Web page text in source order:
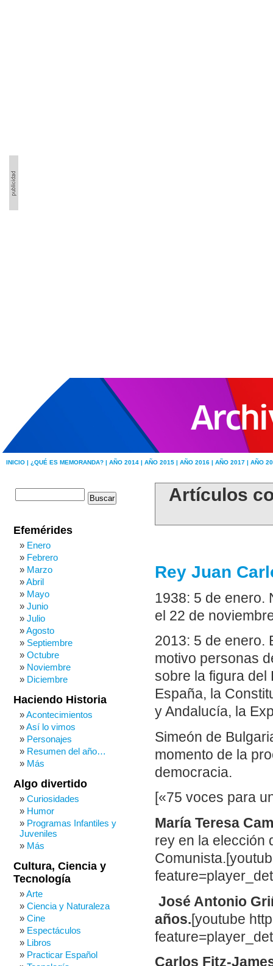
INICIO | ¿QUÉ ES MEMORANDA? | AÑO 2014 | AÑO 2015 | AÑO 2016 | AÑO 2017 | AÑO
Artículos
Rey Juan
1938: 5 de enero.
el 22 de
2013: 5 de enero.
motivo personas
sobre la figura del
España, la
y Andalucía, la
Simeón de
momento de la
democracia.
[«75 voces para
María Teresa
rey en la elección
José Antonio
años.[youtube
Carlos Fitz-
Efemérides
Enero
Febrero
Marzo
Abril
Mayo
Junio
Julio
Agosto
Septiembre
Octubre
Noviembre
Diciembre
Haciendo Historia
Acontecimientos
Así lo vimos
Personajes
Resumen del año…
Más
Algo divertido
Curiosidades
Humor
Programas Infantiles y
Juveniles
Más
Cultura, Ciencia y
Tecnología
Arte
Ciencia y Naturaleza
Cine
Espectáculos
Libros
Practicar Español